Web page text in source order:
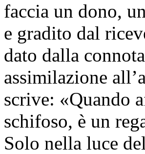
faccia un dono,
e gradito dal
dato dalla
assimilazione
scrive: «Quando
schifoso, è un
Solo nella luce